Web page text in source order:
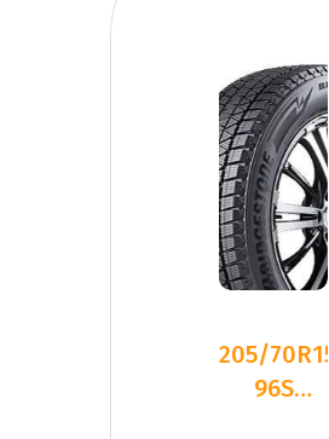
205/70R15
96S